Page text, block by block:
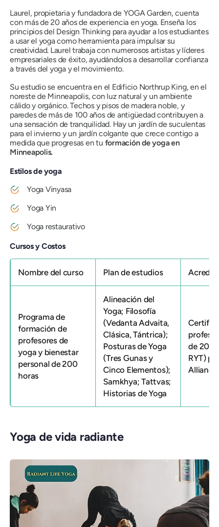
Laurel, propietaria y fundadora de YOGA Garden, cuenta
con más de 20 años de experiencia en yoga. Enseña los
principios del Design Thinking para ayudar a los estudiantes
a usar el yoga como herramienta para impulsar su
creatividad. Laurel trabaja con numerosos artistas y líderes
empresariales de éxito, ayudándolos a desarrollar confianza
a través del yoga y el movimiento.
Su estudio se encuentra en el Edificio Northrup King, en el
noreste de Minneapolis, con luz natural y un ambiente
cálido y orgánico. Techos y pisos de madera noble, y
paredes de más de 100 años de antigüedad contribuyen a
una sensación de tranquilidad. Hay un jardín de suculentas
para el invierno y un jardín colgante que crece contigo a
medida que progresas en tu formación de yoga en
Minneapolis.
Estilos de yoga
Yoga Vinyasa
Yoga Yin
Yoga restaurativo
Cursos y Costos
Nombre del curso Plan de estudios
Programa de
formación de
profesores de
yoga y bienestar
personal de 200
horas
Alineación del
Yoga; Filosofía
(Vedanta Advaita,
Clásica, Tántrica);
Posturas de Yoga
(Tres Gunas y
Cinco Elementos);
Samkhya; Tattvas;
Historias de Yoga
de 200
RYT)
Alliance
Yoga de vida radiante